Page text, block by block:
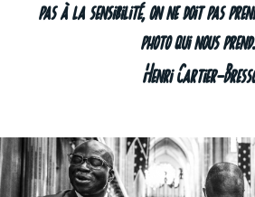
pas à la sensibilité, on ne doit pas
photo qui nous
Henri Cartier-